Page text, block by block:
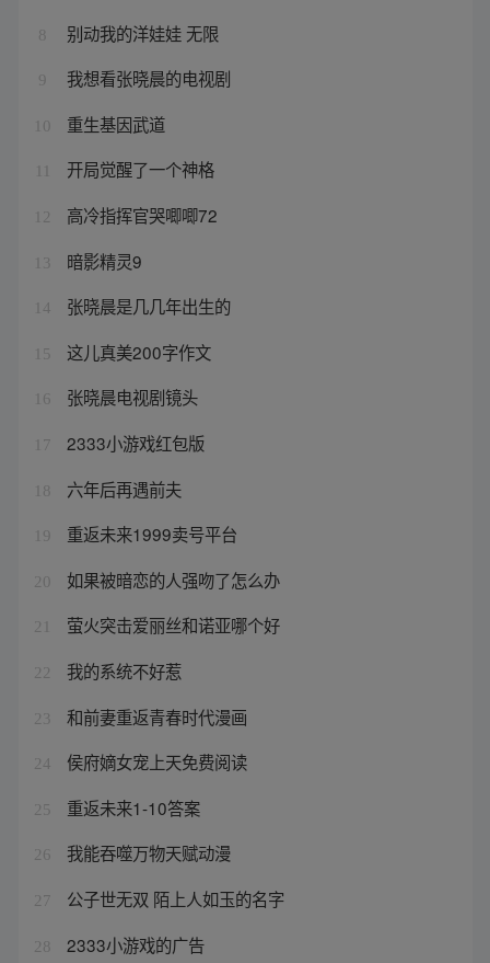
8 别动我的洋娃娃 无限
9 我想看张晓晨的电视剧
10 重生基因武道
开局觉醒了一个神格
12 高冷指挥官哭唧唧72
13 暗影精灵9
14 张晓晨是几几年出生的
15 这儿真美200字作文
16 张晓晨电视剧镜头
17 2333小游戏红包版
18 六年后再遇前夫
19 重返未来1999卖号平台
20 如果被暗恋的人强吻了怎么办
21 萤火突击爱丽丝和诺亚哪个好
22 我的系统不好惹
23 和前妻重返青春时代漫画
24 侯府嫡女宠上天免费阅读
25 重返未来1-10答案
26 我能吞噬万物天赋动漫
27 公子世无双 陌上人如玉的名字
28 2333小游戏的广告